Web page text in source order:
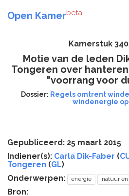
Open Kamerbeta
Kamerstuk
Motie van de leden
Tongeren over
"voorrang voor
Dossier: Regels omtrent
windenergie
Gepubliceerd: 25 maart 2015
Indiener(s): Carla Dik-Faber (
Tongeren (GL)
Onderwerpen:
energie natuur
Bron: